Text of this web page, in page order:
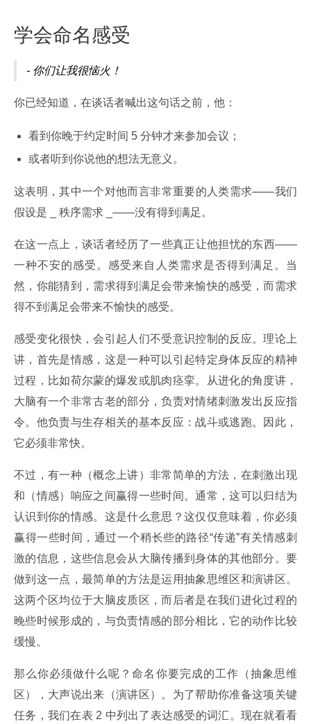
学会命名感受
- 你们让我很恼火！
你已经知道，在谈话者喊出这句话之前，他：
看到你晚于约定时间 5 分钟才来参加会议；
或者听到你说他的想法无意义。
这表明，其中一个对他而言非常重要的人类需求——我们
假设是 _ 秩序需求 _——没有得到满足。
在这一点上，谈话者经历了一些真正让他担忧的东西——
一种不安的感受。感受来自人类需求是否得到满足。当
然，你能猜到，需求得到满足会带来愉快的感受，而需求
得不到满足会带来不愉快的感受。
感受变化很快，会引起人们不受意识控制的反应。理论上
讲，首先是情感，这是一种可以引起特定身体反应的精神
过程，比如荷尔蒙的爆发或肌肉痉挛。从进化的角度讲，
大脑有一个非常古老的部分，负责对情绪刺激发出反应指
令。他负责与生存相关的基本反应：战斗或逃跑。因此，
它必须非常快。
不过，有一种（概念上讲）非常简单的方法，在刺激出现
和（情感）响应之间赢得一些时间。通常，这可以归结为
认识到你的情感。这是什么意思？这仅仅意味着，你必须
赢得一些时间，通过一个稍长些的路径“传递”有关情感刺
激的信息，这些信息会从大脑传播到身体的其他部分。要
做到这一点，最简单的方法是运用抽象思维区和演讲区。
这两个区均位于大脑皮质区，而后者是在我们进化过程的
晚些时候形成的，与负责情感的部分相比，它的动作比较
缓慢。
那么你必须做什么呢？命名你要完成的工作（抽象思维
区），大声说出来（演讲区）。为了帮助你准备这项关键
任务，我们在表 2 中列出了表达感受的词汇。现在就看看